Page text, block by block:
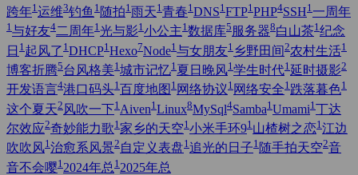
跨年1 运维3钓鱼 1 随拍1 雨天1 青春1 DNS1 FTP1 PHP4SSH1 一周年
1 与好友4二周年1 光与影1 小公主1 数据库5 服务器8白山茶1 纪念
日 1 起风了 1 DHCP1 Hexo7Node1 与女朋友1 乡野田间 2农村生活1
博客折腾5台风格美1 城市记忆1 夏日晚风1 学生时代1 延时摄影2
开发语言4港口码头1 百度地图 1 网络协议1 网络安全1 跌落暮色1
这个夏天2 风吹一下1 Aiven1 Linux8MySql4Samba1 Umami1 丁达
尔效应2奇妙能力歌1 家乡的天空1 小米手环91 山楂树之恋1 江边
吹吹风1 治愈系风景2 自定义表盘1 追光的日子1 随手拍天空2音
音不会嘤1 2024年总 1 2025年总